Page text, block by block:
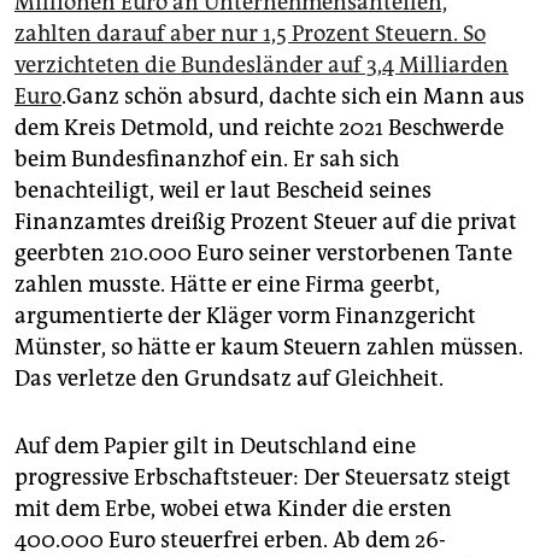
zahlten darauf aber nur 1,5 Prozent Steuern. So
verzichteten die Bundesländer auf 3,4 Milliarden
Euro.Ganz schön absurd, dachte sich ein Mann aus
dem Kreis Detmold, und reichte 2021 Beschwerde
beim Bundesfinanzhof ein. Er sah sich
benachteiligt, weil er laut Bescheid seines
Finanzamtes dreißig Prozent Steuer auf die privat
geerbten 210.000 Euro seiner verstorbenen Tante
zahlen musste. Hätte er eine Firma geerbt,
argumentierte der Kläger vorm Finanzgericht
Münster, so hätte er kaum Steuern zahlen müssen.
Das verletze den Grundsatz auf Gleichheit.
Auf dem Papier gilt in Deutschland eine
progressive Erbschaftsteuer: Der Steuersatz steigt
mit dem Erbe, wobei etwa Kinder die ersten
400.000 Euro steuerfrei erben. Ab dem 26-